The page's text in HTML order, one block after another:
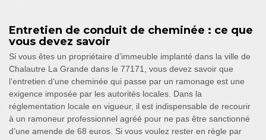
Entretien de conduit de cheminée : ce que
vous devez savoir
Si vous êtes un propriétaire d’immeuble implanté dans la ville de
Chalautre La Grande dans le 77171, vous devez savoir que
l’entretien d‘une cheminée qui passe par un ramonage est une
exigence imposée par les autorités locales. Dans la
réglementation locale en vigueur, il est indispensable de recourir
à un ramoneur professionnel agréé pour ne pas être sanctionné
d’une amende de 68 euros. Si vous voulez rester en règle par